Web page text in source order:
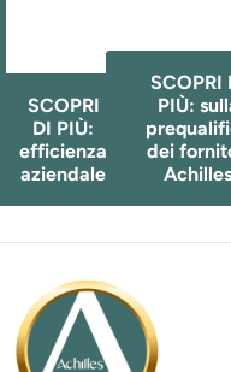
SCOPRI
DI PIÙ:
efficienza
aziendale
SCOPRI
PIÙ:
dei
Achilles